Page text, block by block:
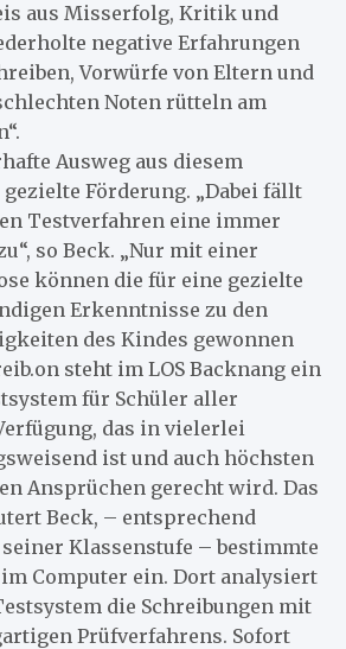
aus Misserfolg, Kritik und
negative Erfahrungen
Vorwürfe von Eltern und
Noten rütteln am
Ausweg aus diesem
Förderung. „Dabei fällt
Testverfahren eine immer
so Beck. „Nur mit einer
können die für eine gezielte
Erkenntnisse zu den
des Kindes gewonnen
steht im LOS Backnang ein
für Schüler aller
das in vielerlei
ist und auch höchsten
Ansprüchen gerecht wird. Das
Beck, – entsprechend
Klassenstufe – bestimmte
Computer ein. Dort analysiert
die Schreibungen mit
Prüfverfahrens. Sofort